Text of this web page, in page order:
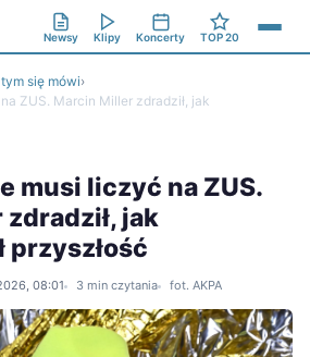
Newsy Klipy Koncerty TOP 20
się mówi›
ZUS. Marcin Miller zdradził, jak
musi liczyć na ZUS.
jak
przyszłość
08:01 3 min czytania fot. AKPA